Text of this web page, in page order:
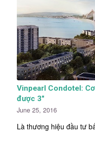
Vinpearl Condotel:
được 3"
June 25, 2016
Là thương hiệu đầu tư